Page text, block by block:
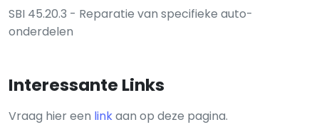
SBI 45.20.3 - Reparatie van specifieke auto-
onderdelen
Interessante Links
Vraag hier een linkaan op deze pagina.